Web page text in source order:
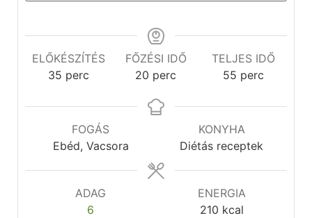
ELŐKÉSZÍTÉS
35 perc
FŐZÉSI IDŐ
20 perc
TELJES IDŐ
55 perc
FOGÁS
Ebéd, Vacsora
KONYHA
Diétás receptek
ADAG
6
ENERGIA
210 kcal